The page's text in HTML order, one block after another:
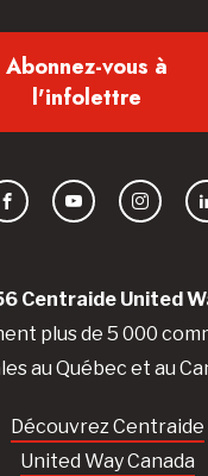
Centraide United
plus de 5 000
au Québec et au
Découvrez Centraide
United Way Canada
Abonnez-vous à
l'infolettre
FacebookYouTube